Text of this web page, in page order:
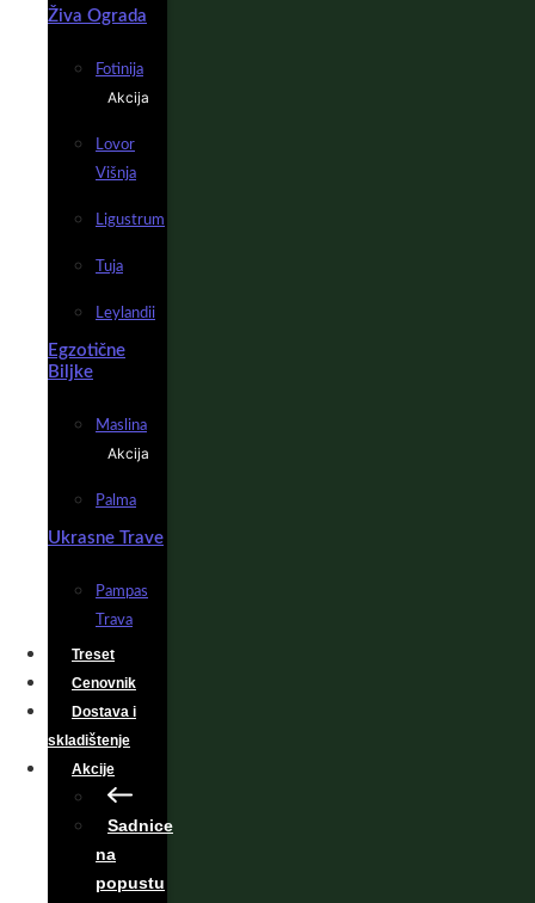
Živa Ograda
Fotinija
Akcija
Lovor
Višnja
Ligustrum
Tuja
Leylandii
Egzotične
Biljke
Maslina
Akcija
Palma
Ukrasne Trave
Pampas
Trava
Treset
Cenovnik
Dostava i
skladištenje
Akcije
Sadnice
na
popustu